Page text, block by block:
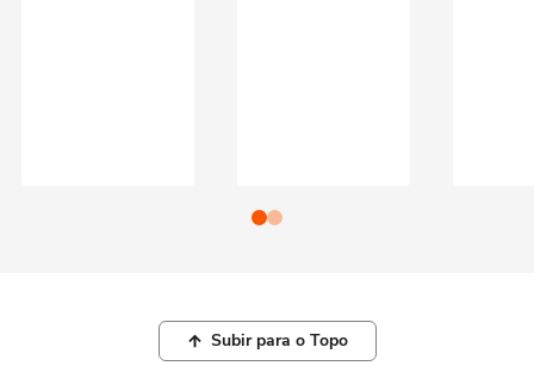
Subir para o Topo